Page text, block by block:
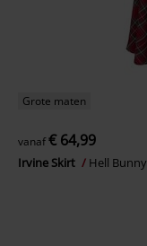
Grote maten
vanaf€ 64,99
Irvine Skirt Hell Bunny